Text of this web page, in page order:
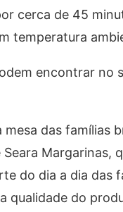
cerca de 45
temperatura
encontrar no
das famílias
Margarinas,
do dia a dia das
qualidade do